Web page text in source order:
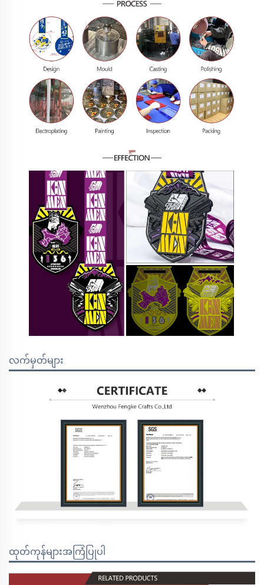
လက်မှတ်များ
ထုတ်ကုန်များအကြံပြုပါ